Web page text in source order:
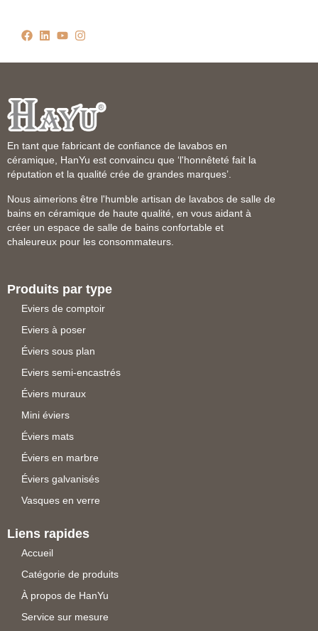
En tant que fabricant de confiance de lavabos en
céramique, HanYu est convaincu que ‘l'honnêteté fait la
réputation et la qualité crée de grandes marques’.
Nous aimerions être l'humble artisan de lavabos de salle de
bains en céramique de haute qualité, en vous aidant à
créer un espace de salle de bains confortable et
chaleureux pour les consommateurs.
Produits par type
Eviers de comptoir
Eviers à poser
Éviers sous plan
Eviers semi-encastrés
Éviers muraux
Mini éviers
Éviers mats
Éviers en marbre
Éviers galvanisés
Vasques en verre
Liens rapides
Accueil
Catégorie de produits
À propos de HanYu
Service sur mesure